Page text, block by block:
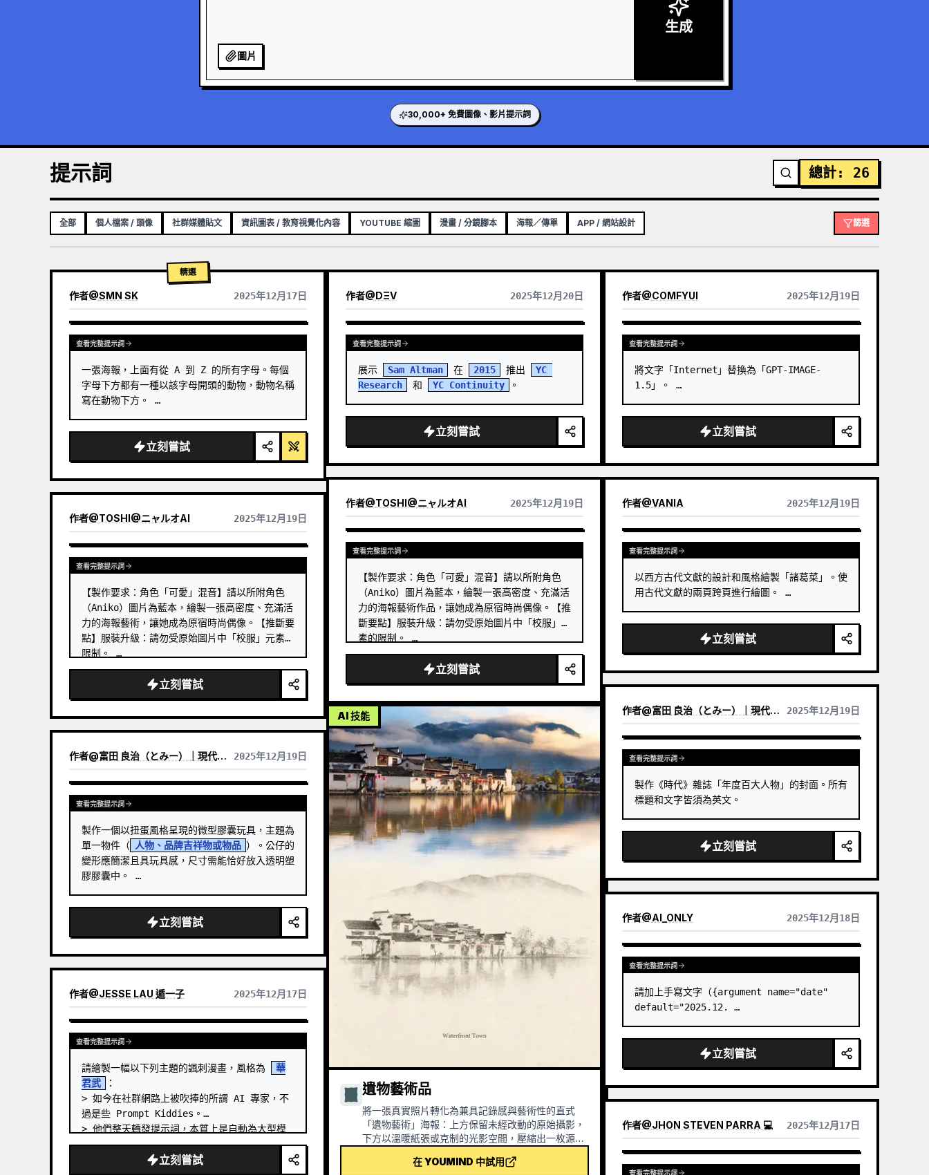
圖片
生成
30,000+ 免費圖像、影片提示詞
提示詞 總計: 26
全部 個人檔案 / 頭像 社群媒體貼文 資訊圖表 / 教育視覺化內容 YOUTUBE 縮圖 漫畫 / 分鏡腳本 海報／傳單 APP / 網站設計 篩選
精選
作者@SMN SK 2025年12月17日
GPTIMAGE15PROMPTS.PROMPTCARD.VIEWOTHERMODELRESULTS
查看完整提示詞
一張海報，上面有從 A 到 Z 的所有字母。每個
字母下方都有一種以該字母開頭的動物，動物名稱
寫在動物下方。 …
立刻嘗試
作者@TOSHI@ニャルオAI 2025年12月19日
查看完整提示詞
【製作要求：角色「可愛」混音】請以所附角色
（Aniko）圖片為藍本，繪製一張高密度、充滿活
力的海報藝術，讓她成為原宿時尚偶像。【推斷要
點】服裝升級：請勿受原始圖片中「校服」元素的
限制。 …
立刻嘗試
作者@富田 良治（とみー）｜現代版駄菓子屋 富田商店｜スナックトミタ 2025年12月19日
查看完整提示詞
製作一個以扭蛋風格呈現的微型膠囊玩具，主題為
單一物件（ 人物、品牌吉祥物或物品 ）。公仔的
變形應簡潔且具玩具感，尺寸需能恰好放入透明塑
膠膠囊中。 …
立刻嘗試
作者@JESSE LAU 遁一子 2025年12月17日
查看完整提示詞
請繪製一幅以下列主題的諷刺漫畫，風格為
華
君武
：
> 如今在社群網路上被吹捧的所謂 AI 專家，不
過是些 Prompt Kiddies。
> 他們整天轉發提示詞，本質上是自動為大型模
型充當燃料。
立刻嘗試
作者@DΞV 2025年12月20日
查看完整提示詞
展示 Sam Altman 在 2015 推出
YC
Research
和 YC Continuity 。
立刻嘗試
作者@TOSHI@ニャルオAI 2025年12月19日
查看完整提示詞
【製作要求：角色「可愛」混音】請以所附角色
（Aniko）圖片為藍本，繪製一張高密度、充滿活
力的海報藝術作品，讓她成為原宿時尚偶像。【推
斷要點】服裝升級：請勿受原始圖片中「校服」元
素的限制。 …
立刻嘗試
AI 技能
遺物藝術品
將一張真實照片轉化為兼具記錄感與藝術性的直式
「遺物藝術」海報：上方保留未經改動的原始攝影，
下方以溫暖紙張或克制的光影空間，壓縮出一枚源自
是用少量墨色塊面、柔化邊緣、留白切口和稀疏線
在 YOUMIND 中試用
作者@COMFYUI 2025年12月19日
查看完整提示詞
將文字「Internet」替換為「GPT-IMAGE-
1.5」。 …
立刻嘗試
作者@VANIA 2025年12月19日
查看完整提示詞
以西方古代文獻的設計和風格繪製「諸葛菜」。使
用古代文獻的兩頁跨頁進行繪圖。 …
立刻嘗試
作者@富田 良治（とみー）｜現代版駄菓子屋 富田商店｜スナックトミタ 2025年12月19日
查看完整提示詞
製作《時代》雜誌「年度百大人物」的封面。所有
標題和文字皆須為英文。
立刻嘗試
作者@AI_ONLY 2025年12月18日
查看完整提示詞
請加上手寫文字（{argument name="date"
default="2025.12. …
立刻嘗試
作者@JHON STEVEN PARRA 💻 2025年12月17日
查看完整提示詞